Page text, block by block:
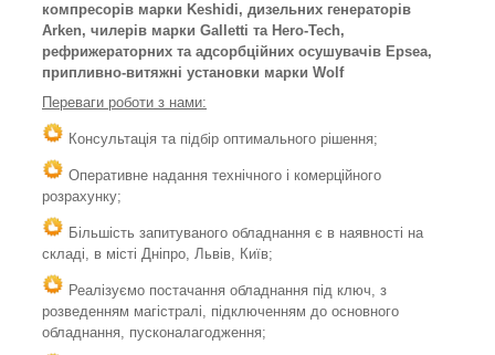
компресорів марки Keshidi, дизельних генераторів
Arken, чилерів марки Galletti та Hero-Tech,
рефрижераторних та адсорбційних осушувачів Epsea,
припливно-витяжні установки марки Wolf
Переваги роботи з нами:
Консультація та підбір оптимального рішення;
Оперативне надання технічного і комерційного
розрахунку;
Більшість запитуваного обладнання є в наявності на
складі, в місті Дніпро, Львів, Київ;
Реалізуємо постачання обладнання під ключ, з
розведенням магістралі, підключенням до основного
обладнання, пусконалагодження;